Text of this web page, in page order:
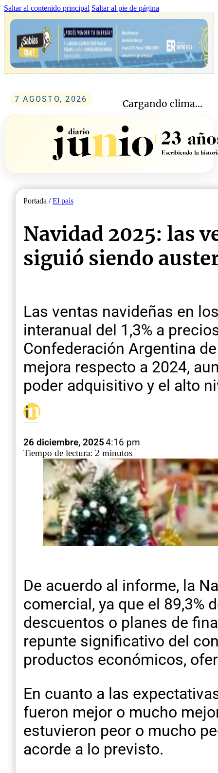
Saltar al contenido principal Saltar al pie de página
7 AGOSTO, 2026 Cargando clima...
Portada /El país
Navidad 2025: las
siguió siendo
Las ventas navideñas en
interanual del 1,3% a
Confederación Argentina
mejora respecto a 2024,
poder adquisitivo y el alto
26 diciembre, 20254:16 pm
Tiempo de lectura: 2 minutos
De acuerdo al informe, la
comercial, ya que el
descuentos o planes de
repunte significativo del
productos económicos,
En cuanto a las
fueron mejor o mucho
estuvieron peor o mucho
acorde a lo previsto.